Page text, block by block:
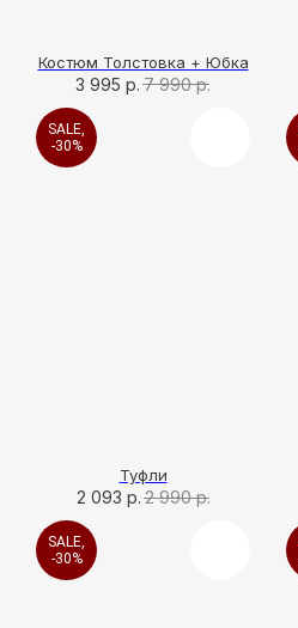
Костюм Толстовка + Юбка
3 995 р. 7 990 р.
SALE,
-30%
Туфли
2 093 р. 2 990 р.
SALE,
-30%